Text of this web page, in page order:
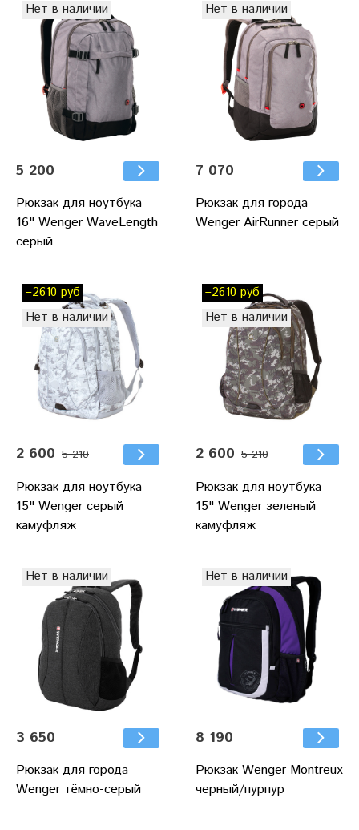
Нет в наличии
5 200
Рюкзак для ноутбука
16" Wenger WaveLength
серый
Нет в наличии
7 070
Рюкзак для города
Wenger AirRunner серый
–2610 руб
Нет в наличии
2 600 5 210
Рюкзак для ноутбука
15" Wenger серый
камуфляж
–2610 руб
Нет в наличии
2 600 5 210
Рюкзак для ноутбука
15" Wenger зеленый
камуфляж
Нет в наличии
3 650
Рюкзак для города
Wenger тёмно-cерый
Нет в наличии
8 190
Рюкзак Wenger Montreux
черный/пурпур